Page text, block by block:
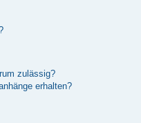
zulässig?
erhalten?